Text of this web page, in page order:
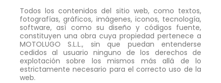
Todos los contenidos del sitio web, como textos,
fotografías, gráficos, imágenes, iconos, tecnología,
software, así como su diseño y códigos fuente,
constituyen una obra cuya propiedad pertenece a
MOTOLUGO S.L.L., sin que puedan entenderse
cedidos al usuario ninguno de los derechos de
explotación sobre los mismos más allá de lo
estrictamente necesario para el correcto uso de la
web.